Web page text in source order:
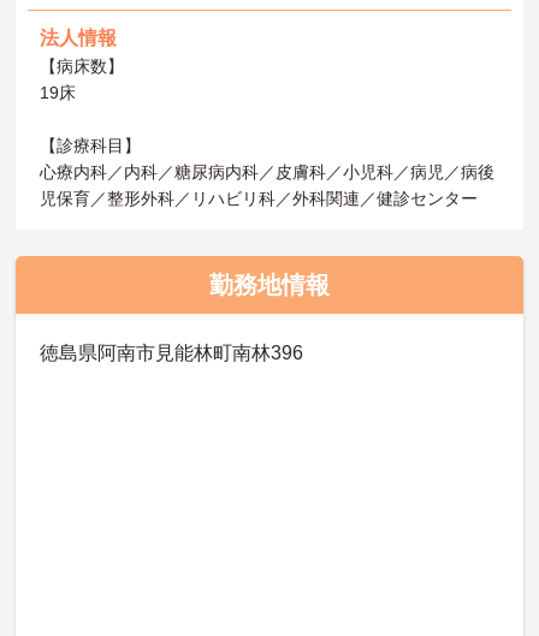
法人情報
【病床数】
19床
【診療科目】
心療内科／内科／糖尿病内科／皮膚科／小児科／病児／病後
児保育／整形外科／リハビリ科／外科関連／健診センター
勤務地情報
徳島県阿南市見能林町南林396